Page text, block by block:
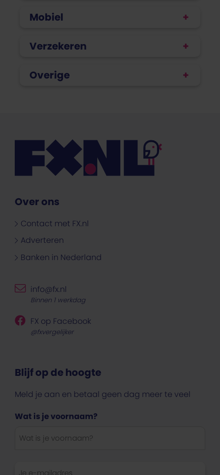
Mobiel
Verzekeren
Overige
Over ons
Contact met FX.nl
Adverteren
Banken in Nederland
Blijf op de hoogte
Meld je aan en betaal geen dag meer te veel
Wat is je voornaam?
info@fx.nl
Binnen 1 werkdag
FX op Facebook
@fxvergelijker